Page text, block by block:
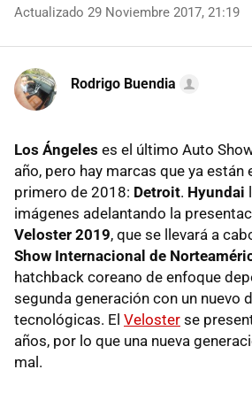
Actualizado 29 Noviembre 2017, 21:19
Rodrigo Buendia
Los Ángeles es el último Auto
año, pero hay marcas que ya están
primero de 2018: Detroit. Hyundai
imágenes adelantando la
Veloster 2019, que se llevará a
Show Internacional de
hatchback coreano de enfoque
segunda generación con un nuevo
tecnológicas. El Veloster se
años, por lo que una nueva
mal.